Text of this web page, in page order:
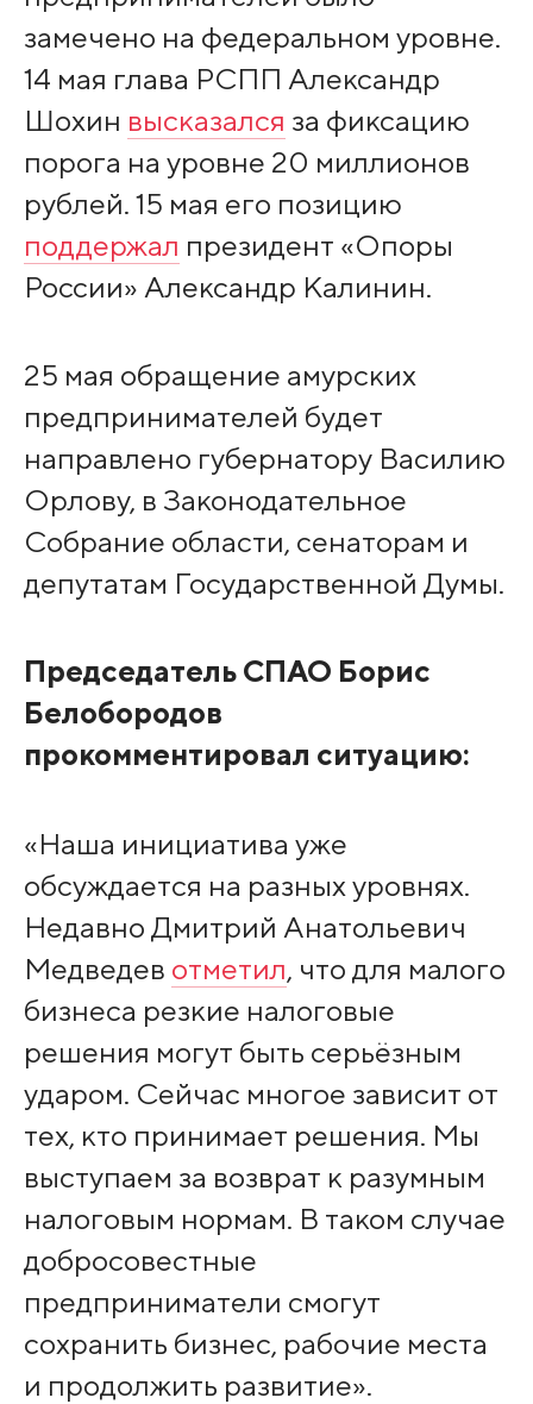
замечено на федеральном уровне.
14 мая глава РСПП Александр
Шохин высказался за фиксацию
порога на уровне 20 миллионов
рублей. 15 мая его позицию
поддержал президент «Опоры
России» Александр Калинин.
25 мая обращение амурских
предпринимателей будет
направлено губернатору Василию
Орлову, в Законодательное
Собрание области, сенаторам и
депутатам Государственной Думы.
Председатель СПАО Борис
Белобородов
прокомментировал ситуацию:
«Наша инициатива уже
обсуждается на разных уровнях.
Недавно Дмитрий Анатольевич
Медведев отметил, что для малого
бизнеса резкие налоговые
решения могут быть серьёзным
ударом. Сейчас многое зависит от
тех, кто принимает решения. Мы
выступаем за возврат к разумным
налоговым нормам. В таком случае
добросовестные
предприниматели смогут
сохранить бизнес, рабочие места
и продолжить развитие».